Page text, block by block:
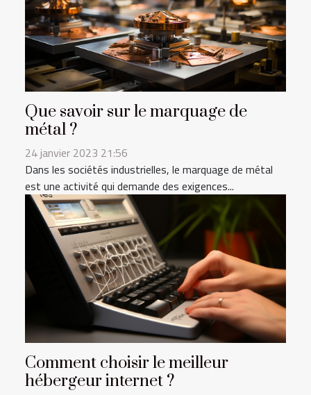
Que savoir sur le marquage de
métal ?
24 janvier 2023 21:56
Dans les sociétés industrielles, le marquage de métal
est une activité qui demande des exigences...
Comment choisir le meilleur
hébergeur internet ?